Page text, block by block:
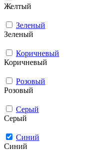
Желтый
Зеленый
Зеленый
Коричневый
Коричневый
Розовый
Розовый
Серый
Серый
Синий
Синий